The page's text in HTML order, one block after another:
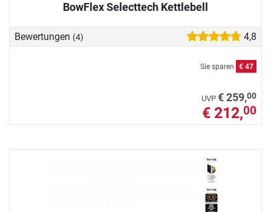
BowFlex Selecttech Kettlebell
Bewertungen (4) 4,8
Sie sparen € 47
UVP € 259,00
€ 212,00